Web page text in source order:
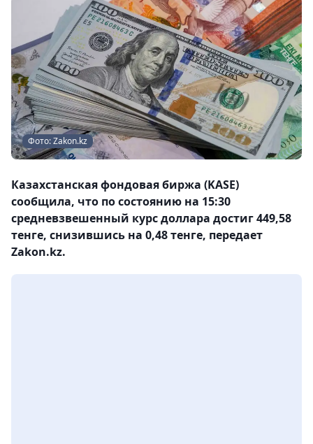
Фото: Zakon.kz
Казахстанская фондовая биржа (KASE)
сообщила, что по состоянию на 15:30
средневзвешенный курс доллара достиг 449,58
тенге, снизившись на 0,48 тенге, передает
Zakon.kz.